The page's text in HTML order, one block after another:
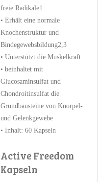
freie Radikale1
• Erhält eine normale
Knochenstruktur und
Bindegewebsbildung2,3
• Unterstützt die Muskelkraft
• beinhaltet mit
Glucosaminsulfat und
Chondroitinsulfat die
Grundbausteine von Knorpel-
und Gelenkgewebe
• Inhalt: 60 Kapseln
Active Freedom
Kapseln